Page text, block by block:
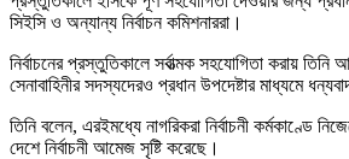
সিইসি ও অন্যান্য নির্বাচন কমিশনাররা।
নির্বাচনের প্রস্তুতিকালে সর্বাত্মক সহযোগিতা করায় তিনি
সেনাবাহিনীর সদস্যদেরও প্রধান উপদেষ্টার মাধ্যমে
তিনি বলেন, এরইমধ্যে নাগরিকরা নির্বাচনী কর্মকাণ্ডে
দেশে নির্বাচনী আমেজ সৃষ্টি করেছে।